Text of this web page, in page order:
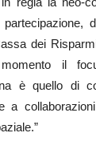
partecipazione,
dei
il
è quello di
a